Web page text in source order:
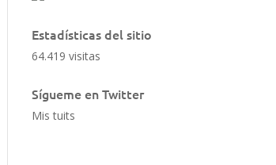
Estadísticas del sitio
64.419 visitas
Sígueme en Twitter
Mis tuits